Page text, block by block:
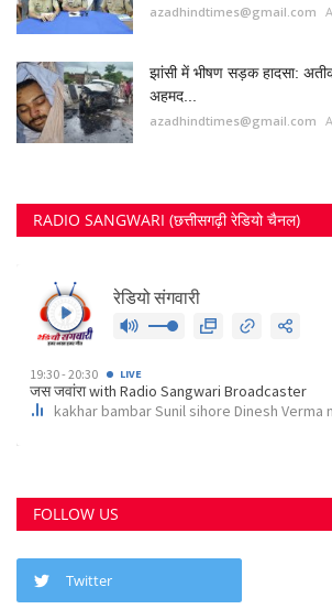
azadhindtimes@gmail.com
झांसी में भीषण सड़क हादसा:
अहमद...
azadhindtimes@gmail.com
RADIO SANGWARI (छत्तीसगढ़ी रेडियो चैनल)
FOLLOW US
Twitter